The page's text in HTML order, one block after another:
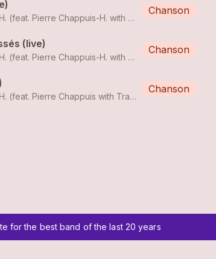
Pierre Chappuis-H. (feat. Pierre Chappuis-H. with Traveling Band)
Chanson
(live)
Pierre Chappuis-H. (feat. Pierre Chappuis-H. with Traveling Band)
Chanson
Pierre Chappuis-H. (feat. Pierre Chappuis with TravelingBand)
Chanson
for the best band of the last 20 years